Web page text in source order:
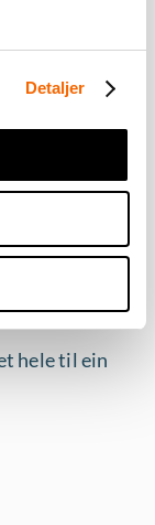
Detaljer
hele til ein